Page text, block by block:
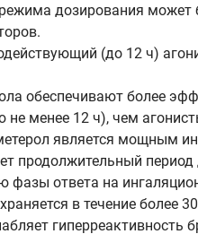
дозирования
(до 12 ч)
обеспечивают более
менее 12 ч), чем
является мощным
продолжительный период
ответа на
в течение
гиперреактивность